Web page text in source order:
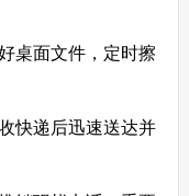
面文件，定时擦
递后迅速送达并